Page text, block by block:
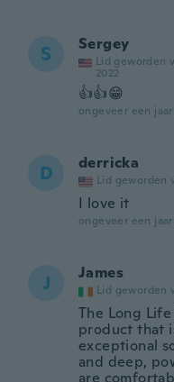
S Sergey
Lid geworden
2022
👍👍😁
ongeveer een
D derricka
Lid geworden
I love it
ongeveer een
J James
Lid geworden
The Long
product that
exceptional
and deep,
are